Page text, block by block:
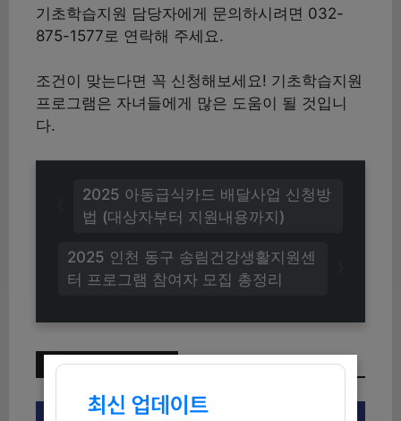
기초학습지원 담당자에게 문의하시려면 032-
875-1577로 연락해 주세요.
조건이 맞는다면 꼭 신청해보세요! 기초학습지원
프로그램은 자녀들에게 많은 도움이 될 것입니
다.
2025 인천 동구 송림건강생활지원센
터 프로그램 참여자 모집 총정리
2025 아동급식카드 배달사업 신청방
법 (대상자부터 지원내용까지)
이번 주 인기 글